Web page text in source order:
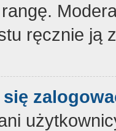
ręcznie ją
się